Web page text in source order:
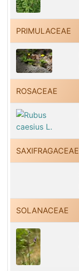
PRIMULACEAE
ROSACEAE
SAXIFRAGACEAE
SOLANACEAE